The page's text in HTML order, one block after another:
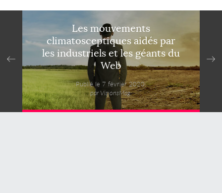
Les mouvements
climatosceptiques aidés par
les industriels et les géants du
Web
Publié le 7 février 2020,
par VisionsMag.